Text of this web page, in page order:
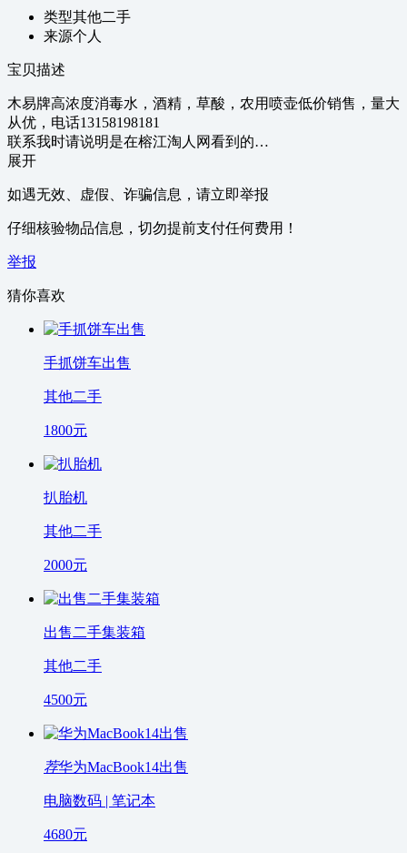
类型其他二手
来源个人
宝贝描述
木易牌高浓度消毒水，酒精，草酸，农用喷壶低价销售，量大
从优，电话13158198181
联系我时请说明是在榕江淘人网看到的…
展开
如遇无效、虚假、诈骗信息，请立即举报
仔细核验物品信息，切勿提前支付任何费用！
举报
猜你喜欢
手抓饼车出售
其他二手
1800元
扒胎机
其他二手
2000元
出售二手集装箱
其他二手
4500元
荐华为MacBook14出售
电脑数码 | 笔记本
4680元